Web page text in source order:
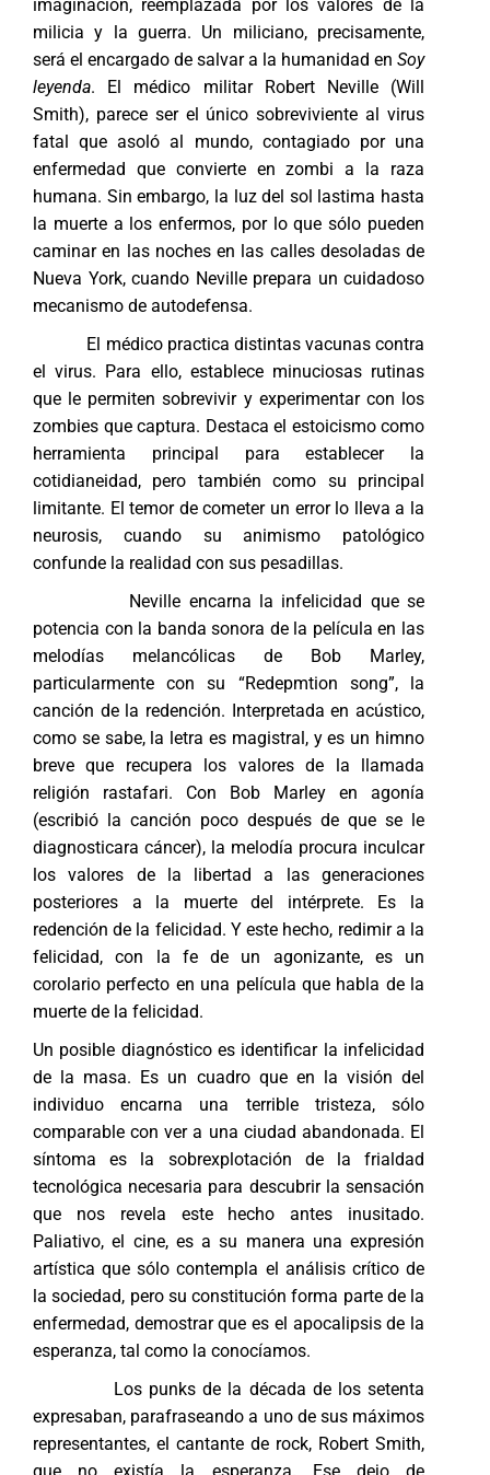
imaginación, reemplazada por los valores de la
milicia y la guerra. Un miliciano, precisamente,
será el encargado de salvar a la humanidad en Soy
leyenda. El médico militar Robert Neville (Will
Smith), parece ser el único sobreviviente al virus
fatal que asoló al mundo, contagiado por una
enfermedad que convierte en zombi a la raza
humana. Sin embargo, la luz del sol lastima hasta
la muerte a los enfermos, por lo que sólo pueden
caminar en las noches en las calles desoladas de
Nueva York, cuando Neville prepara un cuidadoso
mecanismo de autodefensa.
El médico practica distintas vacunas contra
el virus. Para ello, establece minuciosas rutinas
que le permiten sobrevivir y experimentar con los
zombies que captura. Destaca el estoicismo como
herramienta principal para establecer la
cotidianeidad, pero también como su principal
limitante. El temor de cometer un error lo lleva a la
neurosis, cuando su animismo patológico
confunde la realidad con sus pesadillas.
Neville encarna la infelicidad que se
potencia con la banda sonora de la película en las
melodías melancólicas de Bob Marley,
particularmente con su “Redepmtion song”, la
canción de la redención. Interpretada en acústico,
como se sabe, la letra es magistral, y es un himno
breve que recupera los valores de la llamada
religión rastafari. Con Bob Marley en agonía
(escribió la canción poco después de que se le
diagnosticara cáncer), la melodía procura inculcar
los valores de la libertad a las generaciones
posteriores a la muerte del intérprete. Es la
redención de la felicidad. Y este hecho, redimir a la
felicidad, con la fe de un agonizante, es un
corolario perfecto en una película que habla de la
muerte de la felicidad.
Un posible diagnóstico es identificar la infelicidad
de la masa. Es un cuadro que en la visión del
individuo encarna una terrible tristeza, sólo
comparable con ver a una ciudad abandonada. El
síntoma es la sobrexplotación de la frialdad
tecnológica necesaria para descubrir la sensación
que nos revela este hecho antes inusitado.
Paliativo, el cine, es a su manera una expresión
artística que sólo contempla el análisis crítico de
la sociedad, pero su constitución forma parte de la
enfermedad, demostrar que es el apocalipsis de la
esperanza, tal como la conocíamos.
Los punks de la década de los setenta
expresaban, parafraseando a uno de sus máximos
representantes, el cantante de rock, Robert Smith,